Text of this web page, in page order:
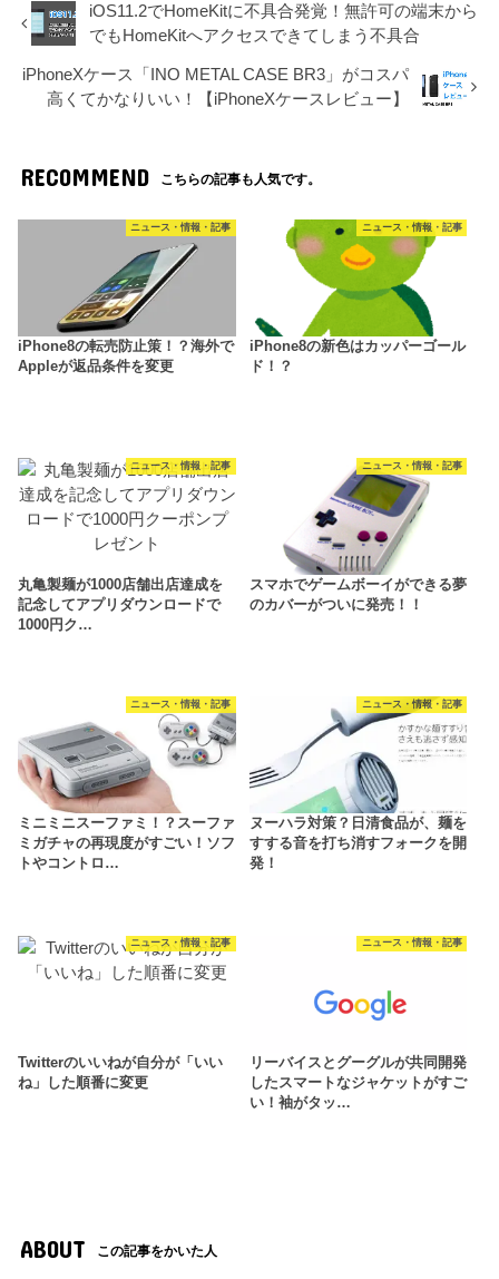
iOS11.2でHomeKitに不具合発覚！無許可の端末から
でもHomeKitへアクセスできてしまう不具合
iPhoneXケース「INO METAL CASE BR3」がコスパ
高くてかなりいい！【iPhoneXケースレビュー】
RECOMMEND こちらの記事も人気です。
ニュース・情報・記事
iPhone8の転売防止策！？海外で
Appleが返品条件を変更
ニュース・情報・記事
iPhone8の新色はカッパーゴール
ド！？
ニュース・情報・記事
丸亀製麺が1000店舗出店達成を
記念してアプリダウンロードで
1000円ク…
ニュース・情報・記事
スマホでゲームボーイができる夢
のカバーがついに発売！！
ニュース・情報・記事
ミニミニスーファミ！？スーファ
ミガチャの再現度がすごい！ソフ
トやコントロ…
ニュース・情報・記事
ヌーハラ対策？日清食品が、麺を
すする音を打ち消すフォークを開
発！
ニュース・情報・記事
Twitterのいいねが自分が「いい
ね」した順番に変更
ニュース・情報・記事
リーバイスとグーグルが共同開発
したスマートなジャケットがすご
い！袖がタッ…
ABOUT この記事をかいた人